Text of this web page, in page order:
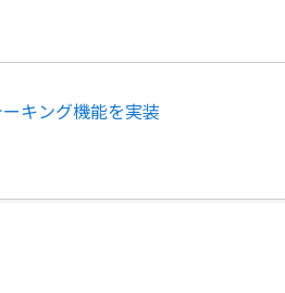
キング機能を実装